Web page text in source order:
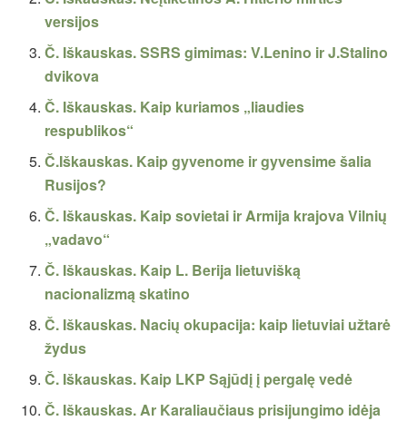
versijos
Č. Iškauskas. SSRS gimimas: V.Lenino ir J.Stalino
dvikova
Č. Iškauskas. Kaip kuriamos „liaudies
respublikos“
Č.Iškauskas. Kaip gyvenome ir gyvensime šalia
Rusijos?
Č. Iškauskas. Kaip sovietai ir Armija krajova Vilnių
„vadavo“
Č. Iškauskas. Kaip L. Berija lietuvišką
nacionalizmą skatino
Č. Iškauskas. Nacių okupacija: kaip lietuviai užtarė
žydus
Č. Iškauskas. Kaip LKP Sąjūdį į pergalę vedė
Č. Iškauskas. Ar Karaliaučiaus prisijungimo idėja